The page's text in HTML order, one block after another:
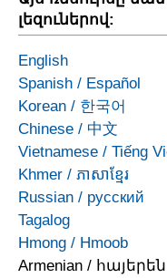
լեզուներով:
English
Spanish / Español
Korean / 한국어
Chinese / 中文
Vietnamese / Tiếng
Khmer / ភាសាខ្មែរ
Russian / русский
Tagalog
Hmong / Hmoob
Armenian / հայերեն